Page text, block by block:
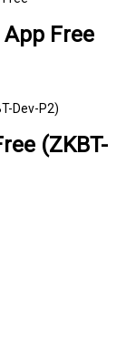
Free
(ZKBT-